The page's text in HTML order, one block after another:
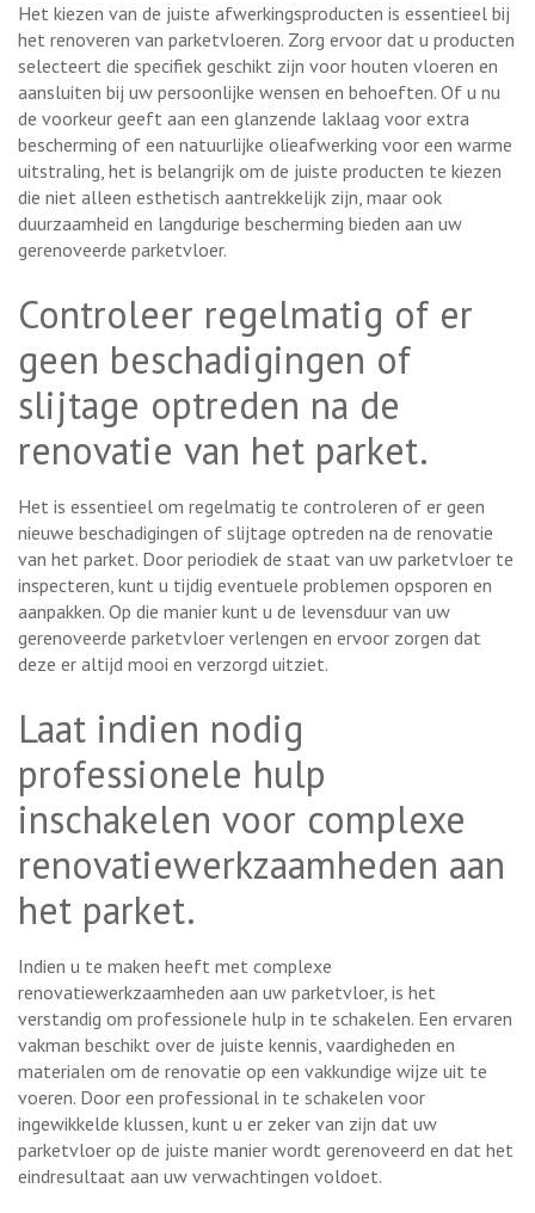
Het kiezen van de juiste afwerkingsproducten is essentieel bij
het renoveren van parketvloeren. Zorg ervoor dat u producten
selecteert die specifiek geschikt zijn voor houten vloeren en
aansluiten bij uw persoonlijke wensen en behoeften. Of u nu
de voorkeur geeft aan een glanzende laklaag voor extra
bescherming of een natuurlijke olieafwerking voor een warme
uitstraling, het is belangrijk om de juiste producten te kiezen
die niet alleen esthetisch aantrekkelijk zijn, maar ook
duurzaamheid en langdurige bescherming bieden aan uw
gerenoveerde parketvloer.
Controleer regelmatig of er
geen beschadigingen of
slijtage optreden na de
renovatie van het parket.
Het is essentieel om regelmatig te controleren of er geen
nieuwe beschadigingen of slijtage optreden na de renovatie
van het parket. Door periodiek de staat van uw parketvloer te
inspecteren, kunt u tijdig eventuele problemen opsporen en
aanpakken. Op die manier kunt u de levensduur van uw
gerenoveerde parketvloer verlengen en ervoor zorgen dat
deze er altijd mooi en verzorgd uitziet.
Laat indien nodig
professionele hulp
inschakelen voor complexe
renovatiewerkzaamheden aan
het parket.
Indien u te maken heeft met complexe
renovatiewerkzaamheden aan uw parketvloer, is het
verstandig om professionele hulp in te schakelen. Een ervaren
vakman beschikt over de juiste kennis, vaardigheden en
materialen om de renovatie op een vakkundige wijze uit te
voeren. Door een professional in te schakelen voor
ingewikkelde klussen, kunt u er zeker van zijn dat uw
parketvloer op de juiste manier wordt gerenoveerd en dat het
eindresultaat aan uw verwachtingen voldoet.